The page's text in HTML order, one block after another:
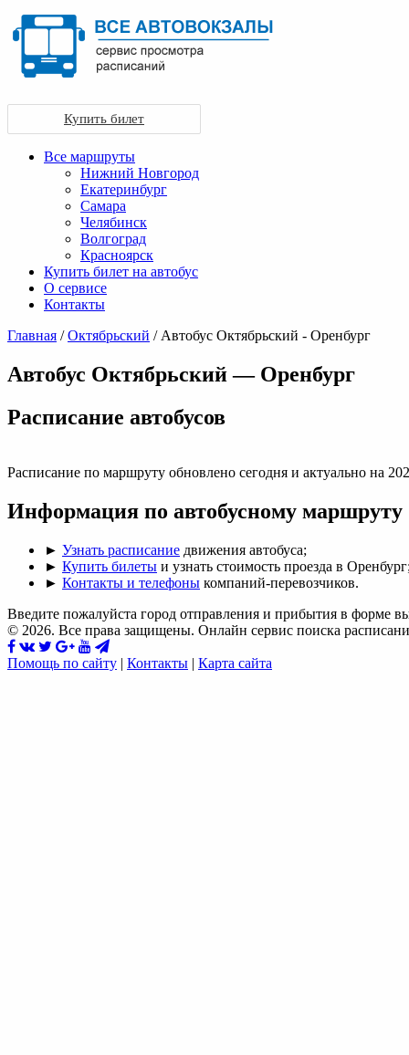
Купить билет
Все маршруты
Нижний Новгород
Екатеринбург
Самара
Челябинск
Волгоград
Красноярск
Купить билет на автобус
О сервисе
Контакты
Главная /Октябрьский / Автобус Октябрьский - Оренбург
Автобус Октябрьский — Оренбург
Раcписание автобусов
Расписание по маршруту обновлено сегодня и актуально на
Информация по автобусному
► Узнать расписание движения автобуса;
► Купить билеты и узнать стоимость проезда в
► Контакты и телефоны компаний-перевозчиков.
Введите пожалуйста город отправления и прибытия в форме
© 2026. Все права защищены. Онлайн сервис поиска
Помощь по сайту | Контакты | Карта сайта